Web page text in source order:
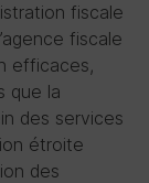
fiscale
fiscale
efficaces,
que la
des services
étroite
des